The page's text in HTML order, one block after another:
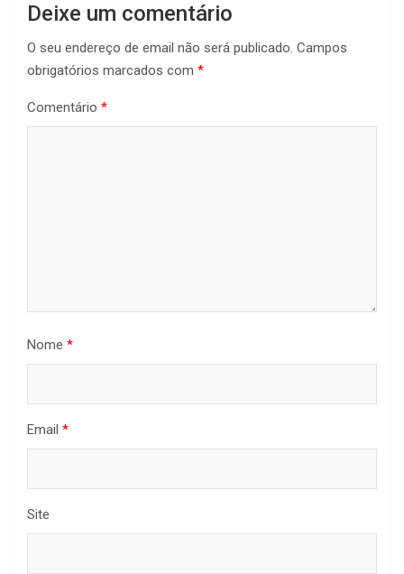
Deixe um comentário
O seu endereço de email não será publicado. Campos
obrigatórios marcados com *
Comentário *
Nome *
Email *
Site